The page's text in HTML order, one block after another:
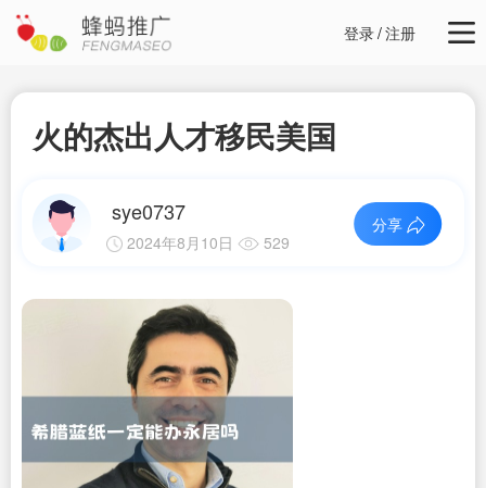
登录/注册
火的杰出人才移民美国
sye0737
2024年8月10日 529
分享